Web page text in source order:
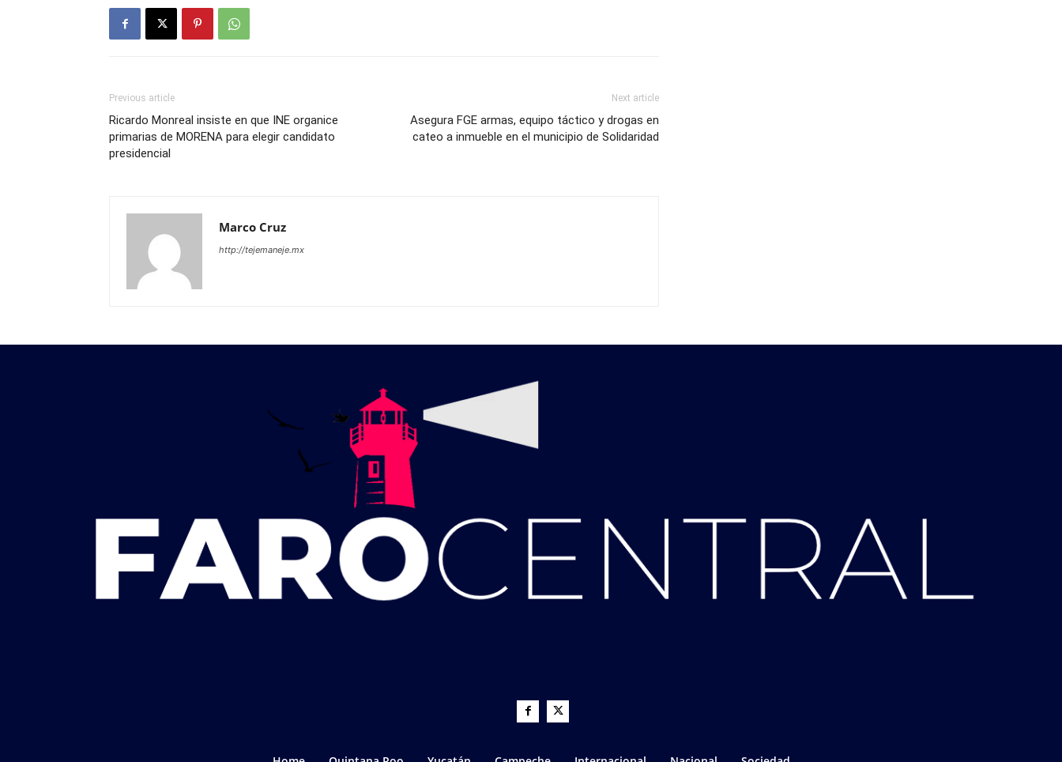
Previous article
Ricardo Monreal insiste en que INE organice
primarias de MORENA para elegir candidato
presidencial
Next article
Asegura FGE armas, equipo táctico y drogas en
cateo a inmueble en el municipio de Solidaridad
Marco Cruz
http://tejemaneje.mx